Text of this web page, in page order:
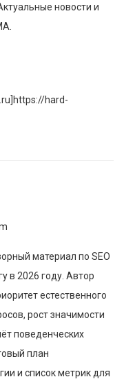
новости и
hard-
материал по SEO
в 2026 году. Автор
естественного
рост значимости
поведенческих
план
и список метрик для